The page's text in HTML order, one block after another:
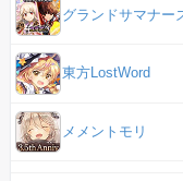
グランドサマナー
東方LostWord
メメントモリ